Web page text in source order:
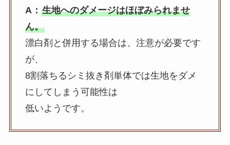
A： 生地へのダメージはほぼみられませ
ん。
漂白剤と併用する場合は、注意が必要です
が、
8割落ちるシミ抜き剤単体では生地をダメ
にしてしまう可能性は
低いようです。